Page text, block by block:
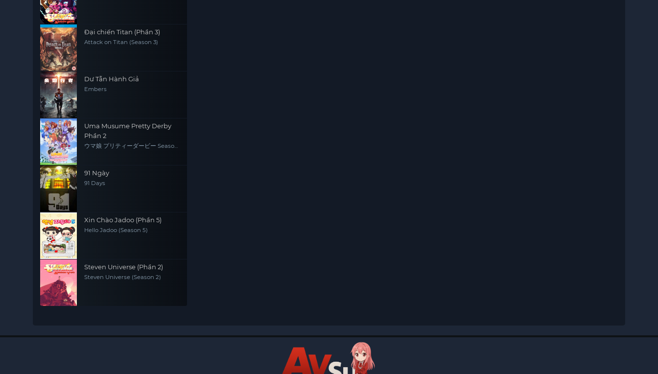
Đại chiến Titan (Phần 3)
Attack on Titan (Season 3)
Dư Tẫn Hành Giả
Embers
Uma Musume Pretty Derby
Phần 2
ウマ娘 プリティーダービー Season
91 Ngày
91 Days
Xin Chào Jadoo (Phần 5)
Hello Jadoo (Season 5)
Steven Universe (Phần 2)
Steven Universe (Season 2)